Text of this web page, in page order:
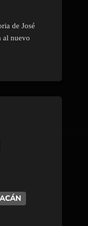
de José
al nuevo